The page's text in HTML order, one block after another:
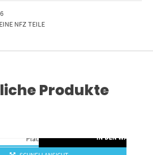
NFZ TEILE
Produkte
IN DEN